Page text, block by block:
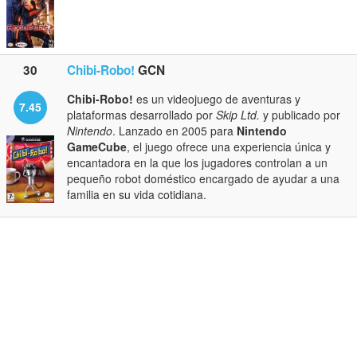
30 Chibi-Robo! GCN
7.45 Chibi-Robo! es un videojuego de aventuras y
plataformas desarrollado por Skip Ltd. y publicado por
Nintendo. Lanzado en 2005 para Nintendo
GameCube, el juego ofrece una experiencia única y
encantadora en la que los jugadores controlan a un
pequeño robot doméstico encargado de ayudar a una
familia en su vida cotidiana.